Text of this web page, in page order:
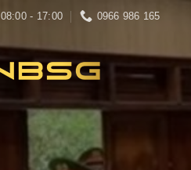
08:00 - 17:00 0966 986 165